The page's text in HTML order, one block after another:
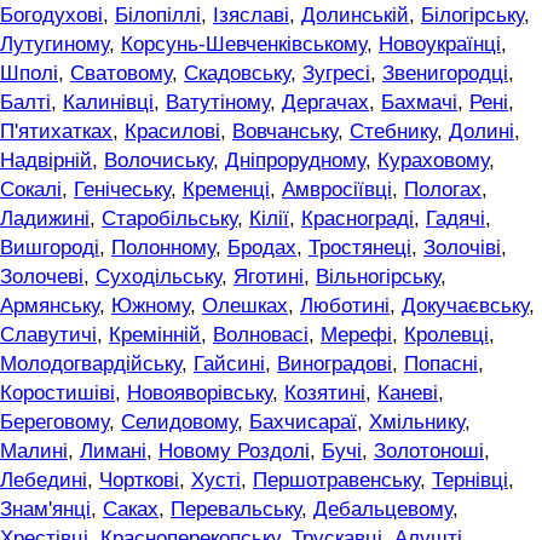
Богодухові, Білопіллі, Ізяславі, Долинській, Білогірську,
Лутугиному, Корсунь-Шевченківському, Новоукраїнці,
Шполі, Сватовому, Скадовську, Зугресі, Звенигородці,
Балті, Калинівці, Ватутіному, Дергачах, Бахмачі, Рені,
П'ятихатках, Красилові, Вовчанську, Стебнику, Долині,
Надвірній, Волочиську, Дніпрорудному, Кураховому,
Сокалі, Генічеську, Кременці, Амвросіївці, Пологах,
Ладижині, Старобільську, Кілії, Краснограді, Гадячі,
Вишгороді, Полонному, Бродах, Тростянеці, Золочіві,
Золочеві, Суходільську, Яготині, Вільногірську,
Армянську, Южному, Олешках, Люботині, Докучаєвську,
Славутичі, Кремінній, Волновасі, Мерефі, Кролевці,
Молодогвардійську, Гайсині, Виноградові, Попасні,
Коростишіві, Новояворівську, Козятині, Каневі,
Береговому, Селидовому, Бахчисараї, Хмільнику,
Малині, Лимані, Новому Роздолі, Бучі, Золотоноші,
Лебедині, Чорткові, Хусті, Першотравенську, Тернівці,
Знам'янці, Саках, Перевальську, Дебальцевому,